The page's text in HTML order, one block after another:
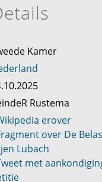
Kamer
Rustema
erover
over De
Lubach
met